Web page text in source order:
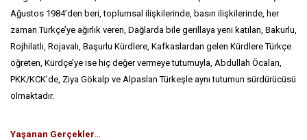
Ağustos 1984’den beri, toplumsal ilişkilerinde, basın ilişkilerinde, her
zaman Türkçe’ye ağırlık veren, Dağlarda bile gerillaya yeni katılan, Bakurlu,
Rojhilatlı, Rojavalı, Başurlu Kürdlere, Kafkaslardan gelen Kürdlere Türkçe
öğreten, Kürdçe’ye ise hiç değer vermeye tutumuyla, Abdullah Öcalan,
PKK/KCK’de, Ziya Gökalp ve Alpaslan Türkeşle aynı tutumun sürdürücüsü
olmaktadır.
Yaşanan Gerçekler…